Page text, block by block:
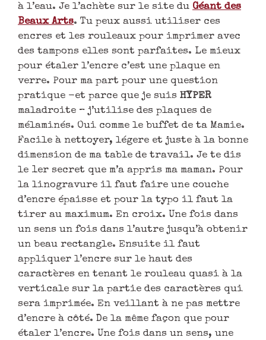
à l’eau. Je l’achète sur le site du Géant des
Beaux Arts. Tu peux aussi utiliser ces
encres et les rouleaux pour imprimer avec
des tampons elles sont parfaites. Le mieux
pour étaler l’encre c’est une plaque en
verre. Pour ma part pour une question
pratique -et parce que je suis HYPER
maladroite – j’utilise des plaques de
mélaminés. Oui comme le buffet de ta Mamie.
Facile à nettoyer, légere et juste à la bonne
dimension de ma table de travail. Je te dis
le 1er secret que m’a appris ma maman. Pour
la linogravure il faut faire une couche
d’encre épaisse et pour la typo il faut la
tirer au maximum. En croix. Une fois dans
un sens un fois dans l’autre jusqu’à obtenir
un beau rectangle. Ensuite il faut
appliquer l’encre sur le haut des
caractères en tenant le rouleau quasi à la
verticale sur la partie des caractères qui
sera imprimée. En veillant à ne pas mettre
d’encre à côté. De la même façon que pour
étaler l’encre. Une fois dans un sens, une